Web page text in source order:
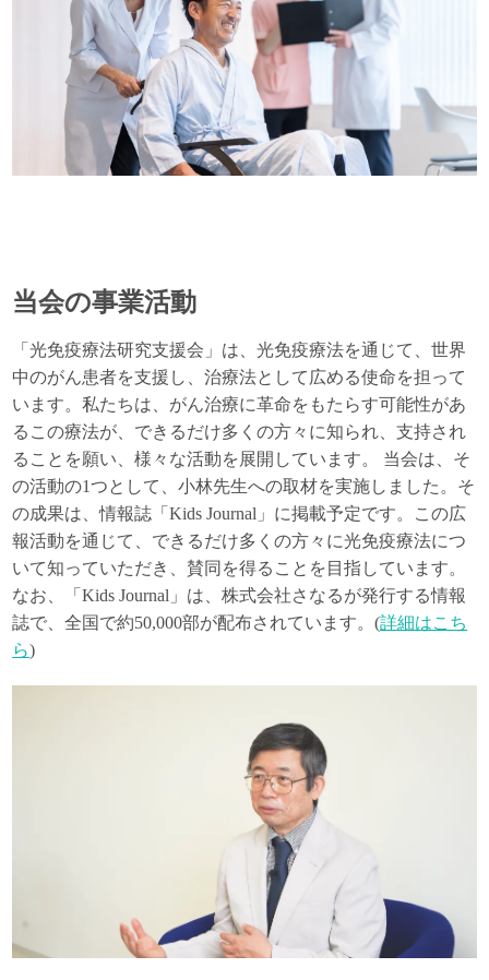
当会の事業活動
「光免疫療法研究支援会」は、光免疫療法を通じて、世界
中のがん患者を支援し、治療法として広める使命を担って
います。私たちは、がん治療に革命をもたらす可能性があ
るこの療法が、できるだけ多くの方々に知られ、支持され
ることを願い、様々な活動を展開しています。 当会は、そ
の活動の1つとして、小林先生への取材を実施しました。そ
の成果は、情報誌「Kids Journal」に掲載予定です。この広
報活動を通じて、できるだけ多くの方々に光免疫療法につ
いて知っていただき、賛同を得ることを目指しています。
なお、「Kids Journal」は、株式会社さなるが発行する情報
誌で、全国で約50,000部が配布されています。(詳細はこち
ら)